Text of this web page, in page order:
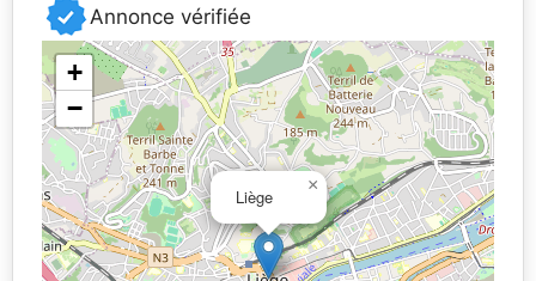
Annonce vérifiée
Liège
×
+
−